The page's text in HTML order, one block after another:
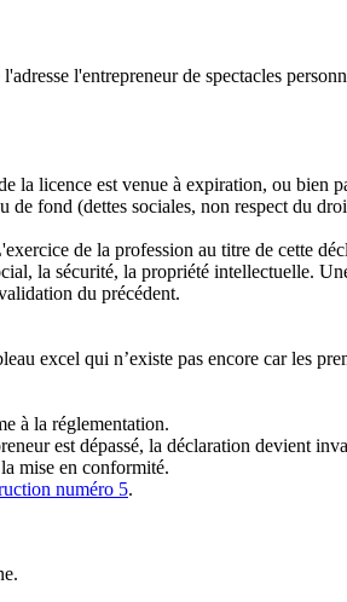
l'entrepreneur de spectacles
licence est venue à expiration, ou bien
fond (dettes sociales, non respect du
de la profession au titre de cette
la sécurité, la propriété intellectuelle.
du précédent.
excel qui n’existe pas encore car les
à la réglementation.
est dépassé, la déclaration devient
mise en conformité.
numéro 5.